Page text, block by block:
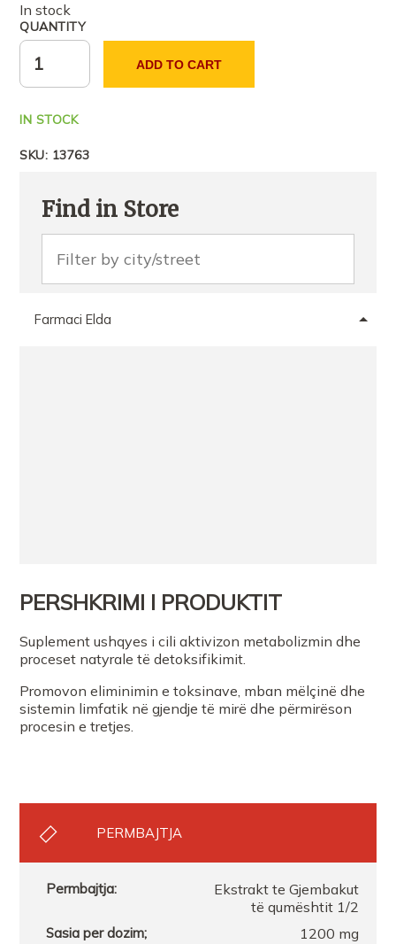
In stock
QUANTITY
ADD TO CART
IN STOCK
SKU: 13763
Find in Store
Farmaci Elda
PERSHKRIMI I PRODUKTIT
Suplement ushqyes i cili aktivizon metabolizmin dhe
proceset natyrale të detoksifikimit.
Promovon eliminimin e toksinave, mban mëlçinë dhe
sistemin limfatik në gjendje të mirë dhe përmirëson
procesin e tretjes.
PERMBAJTJA
Ekstrakt te Gjembakut
të qumështit 1/2
1200 mg